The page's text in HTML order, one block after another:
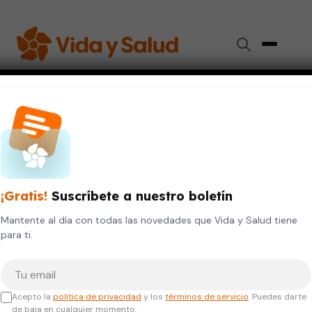
Inicio›Videos de Salud
Colesterol y obesidad infantil: Una pareja peligrosa
CORAZÓN
Colesterol y obesidad infantil:
Una pareja peligrosa
12 de octubre, 2023
¡Gratis! Suscríbete a nuestro boletín
Mantente al día con todas las novedades que Vida y Salud tiene
para ti.
Acepto la política de privacidad y los términos de servicio. Puedes darte
de baja en cualquier momento.